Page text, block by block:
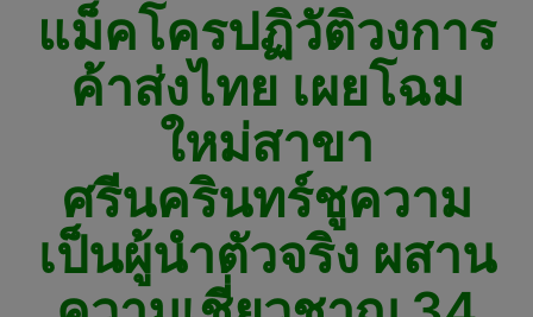
แม็คโครปฏิวัติวงการ
ค้าส่งไทย เผยโฉม
ใหม่สาขา
ศรีนครินทร์ชูความ
เป็นผู้นำตัวจริง ผสาน